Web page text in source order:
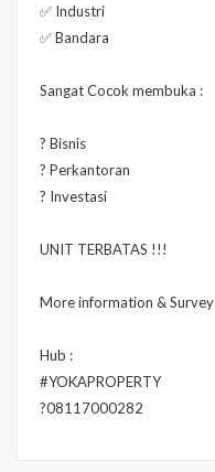
✅ Industri
✅ Bandara
Sangat Cocok membuka :
? Bisnis
? Perkantoran
? Investasi
UNIT TERBATAS !!!
More information & Survey
Hub :
#YOKAPROPERTY
?08117000282